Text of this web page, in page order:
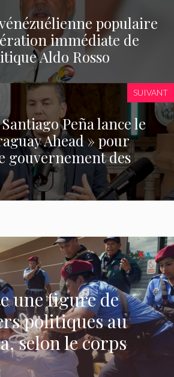
populaire
immédiate de
Aldo Rosso
SUIVANT
Peña lance le
Ahead » pour
gouvernement des
une figure de
politiques au
selon le corps